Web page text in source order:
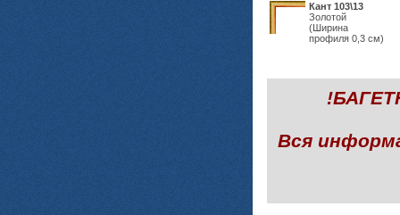
Кант 103\13
Золотой
(Ширина
профиля 0,3 см)
Вся